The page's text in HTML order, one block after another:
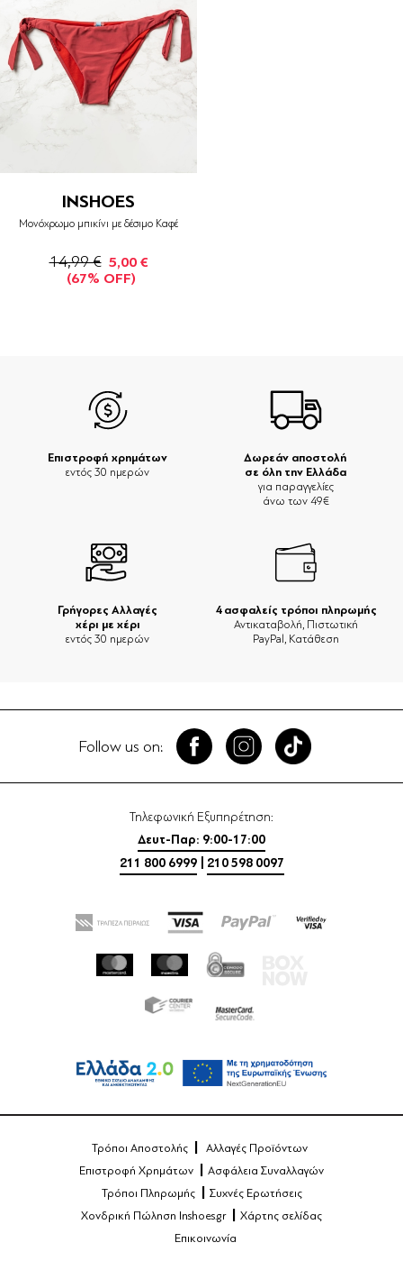
INSHOES
Μονόχρωμο μπικίνι με δέσιμο Καφέ
14,99 € 5,00 €
(67% OFF)
Δωρεάν αποστολή
σε όλη την Ελλάδα
για παραγγελίες
άνω των 49€
Επιστροφή χρημάτων
εντός 30 ημερών
Γρήγορες Αλλαγές
χέρι με χέρι
εντός 30 ημερών
4 ασφαλείς τρόποι πληρωμής
Αντικαταβολή, Πιστωτική
PayPal, Κατάθεση
Follow us on:
Τηλεφωνική Εξυπηρέτηση:
Δευτ-Παρ: 9:00-17:00
211 800 6999
210 598 0097
Τρόποι Αποστολής
Αλλαγές Προϊόντων
Επιστροφή Χρημάτων
Ασφάλεια Συναλλαγών
Τρόποι Πληρωμής
Συχνές Ερωτήσεις
Χονδρική Πώληση Inshoes.gr
Χάρτης σελίδας
Επικοινωνία